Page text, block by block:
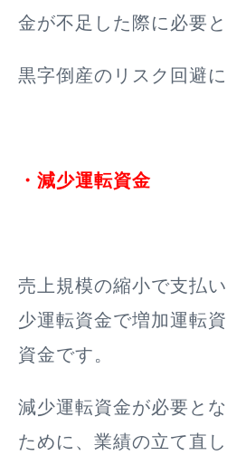
金が不足した際に必要
黒字倒産のリスク回避
・減少運転資金
売上規模の縮小で支払
少運転資金で増加運転
資金です。
減少運転資金が必要と
ために、業績の立て直